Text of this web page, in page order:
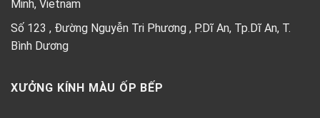
Minh, Vietnam
Số 123 , Đường Nguyễn Tri Phương , P.Dĩ An, Tp.Dĩ An, T.
Bình Dương
XƯỞNG KÍNH MÀU ỐP BẾP